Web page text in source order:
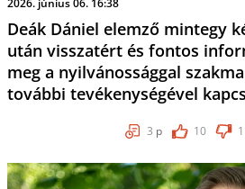
2026. június 06. 16:38
Deák Dániel elemző mintegy
után visszatért és fontos
meg a nyilvánossággal
további tevékenységével
3 p 10 1